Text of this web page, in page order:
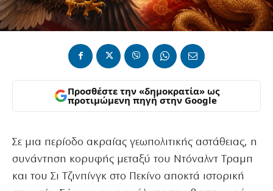
Προσθέστε την «δημοκρατία» ως
προτιμώμενη πηγή στην Google
Σε μια περίοδο ακραίας γεωπολιτικής αστάθειας, η
συνάντηση κορυφής μεταξύ του Ντόναλντ Τραμπ
και του Σι Τζινπίνγκ στο Πεκίνο αποκτά ιστορική